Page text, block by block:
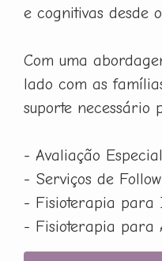
e cognitivas desde
Com uma
lado com as
suporte necessário
- Avaliação
- Serviços de
- Fisioterapia para
- Fisioterapia para